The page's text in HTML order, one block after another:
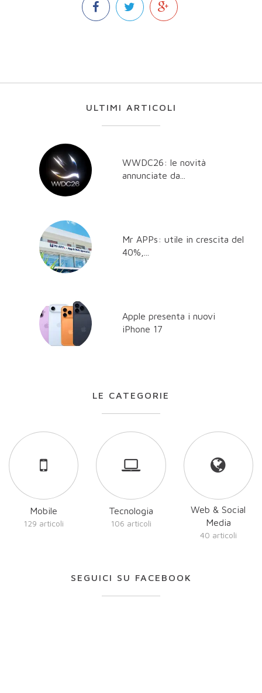
ULTIMI ARTICOLI
WWDC26: le novità
annunciate da...
Mr APPs: utile in crescita del
40%,...
Apple presenta i nuovi
iPhone 17
LE CATEGORIE
Mobile
129 articoli
Tecnologia
106 articoli
Web & Social
Media
40 articoli
SEGUICI SU FACEBOOK